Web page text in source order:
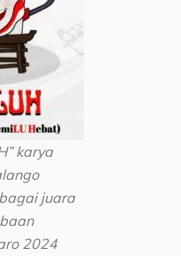
karya
juara
2024